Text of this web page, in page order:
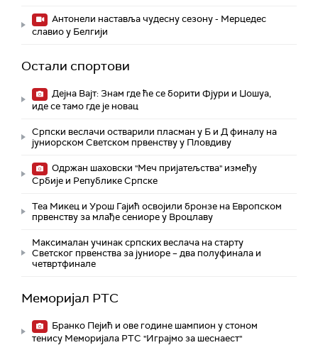
Aнтонели наставља чудесну сезону - Мерцедес
славио у Белгији
Остали спортови
Дејна Вајт: Знам где ће се борити Фјури и Џошуа,
иде се тамо где је новац
Српски веслачи остварили пласман у Б и Д финалу на
јуниорском Светском првенству у Пловдиву
Одржан шаховски "Меч пријатељства" између
Србије и Републике Српске
Теа Микец и Урош Гајић освојили бронзе на Европском
првенству за млађе сениоре у Вроцлаву
Максималан учинак српских веслача на старту
Светског првенства за јуниоре – два полуфинала и
четвртфинале
Меморијал РТС
Бранко Пејић и ове године шампион у стоном
тенису Меморијала РТС "Играјмо за шеснаест"